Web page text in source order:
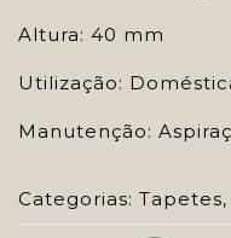
Altura: 40 mm
Utilização:
Manutenção:
Categorias: Tapetes,